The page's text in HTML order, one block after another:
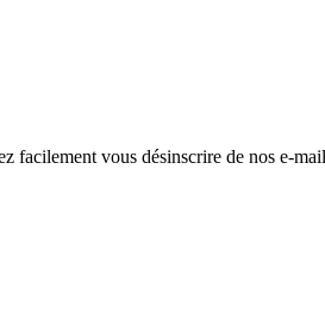
vous désinscrire de nos e-